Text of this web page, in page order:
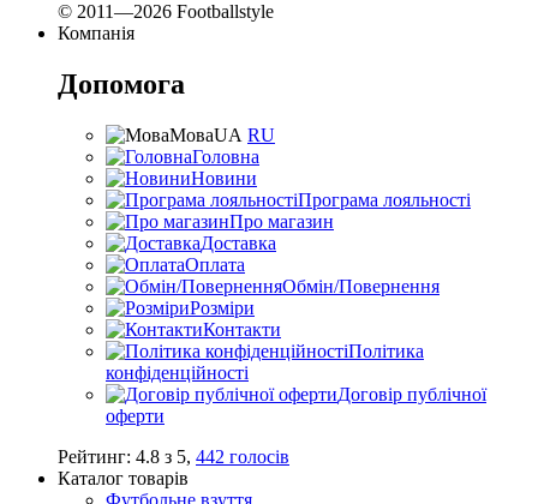
© 2011—2026 Footballstyle
Компанія
Допомога
МоваUA RU
Головна
Новини
Програма лояльності
Про магазин
Доставка
Оплата
Обмін/Повернення
Розміри
Контакти
Політика
конфіденційності
Договір публічної
оферти
Рейтинг: 4.8 з 5, 442 голосів
Каталог товарів